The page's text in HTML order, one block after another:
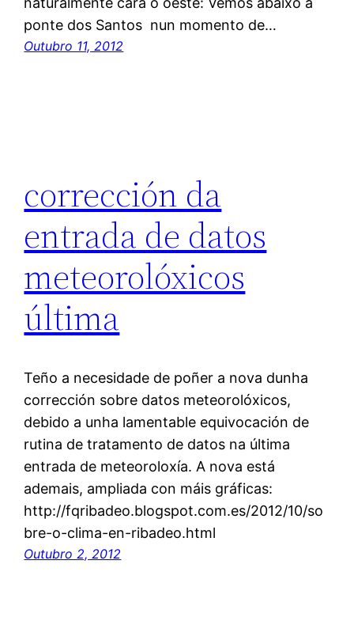
ponte dos Santos nun momento de…
Outubro 11, 2012
corrección da
entrada de datos
meteorolóxicos
última
Teño a necesidade de poñer a nova dunha
corrección sobre datos meteorolóxicos,
debido a unha lamentable equivocación de
rutina de tratamento de datos na última
entrada de meteoroloxía. A nova está
ademais, ampliada con máis gráficas:
http://fqribadeo.blogspot.com.es/2012/10/so
bre-o-clima-en-ribadeo.html
Outubro 2, 2012